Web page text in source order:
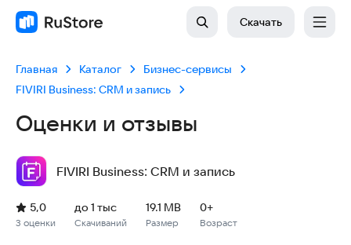
Скачать
Главная Каталог
Бизнес-сервисы
FIVIRI Business: CRM и запись
Оценки и отзывы
FIVIRI Business: CRM и запись
Рейтинг: 5,0, 3 оценки
Скачиваний: до 1 тыс
Размер файла: 19.1 MB
Возрастное ограничение: 19.1 MB
3 оценки
5,0
Скачиваний
до 1 тыс
Размер
19.1 MB
Возраст
0+